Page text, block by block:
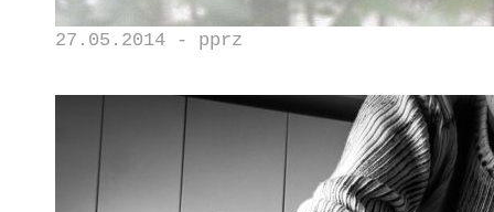
27.05.2014 - pprz